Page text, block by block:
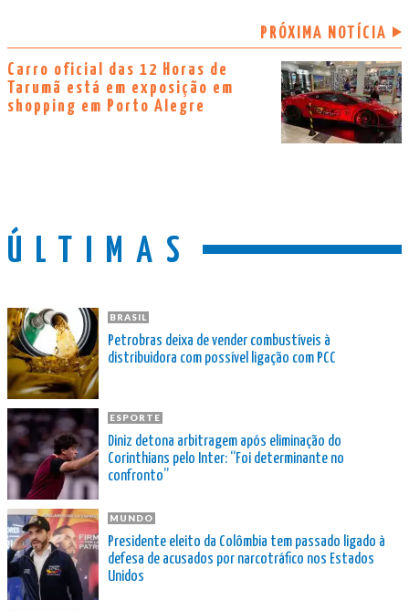
PRÓXIMA NOTÍCIA
Carro oficial das 12 Horas de
Tarumã está em exposição em
shopping em Porto Alegre
ÚLTIMAS
BRASIL
Petrobras deixa de vender combustíveis à
distribuidora com possível ligação com PCC
ESPORTE
Diniz detona arbitragem após eliminação do
Corinthians pelo Inter: “Foi determinante no
confronto”
MUNDO
Presidente eleito da Colômbia tem passado ligado à
defesa de acusados por narcotráfico nos Estados
Unidos